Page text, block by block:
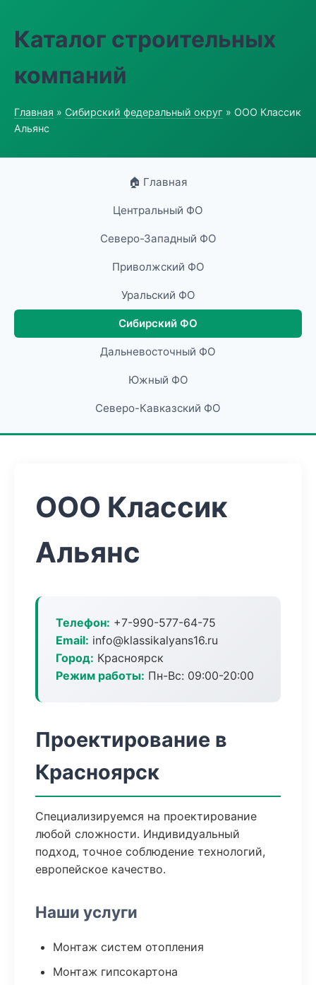
Каталог строительных
компаний
Главная » Сибирский федеральный округ » ООО Классик
Альянс
🏠 Главная
Центральный ФО
Северо-Западный ФО
Приволжский ФО
Уральский ФО
Сибирский ФО
Дальневосточный ФО
Южный ФО
Северо-Кавказский ФО
ООО Классик
Альянс
Телефон: +7-990-577-64-75
Email: info@klassikalyans16.ru
Город: Красноярск
Режим работы: Пн-Вс: 09:00-20:00
Проектирование в
Красноярск
Специализируемся на проектирование
любой сложности. Индивидуальный
подход, точное соблюдение технологий,
европейское качество.
Наши услуги
Монтаж систем отопления
Монтаж гипсокартона